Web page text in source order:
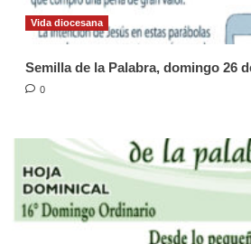
Vida diocesana
Semilla de la Palabra, domingo 26
0